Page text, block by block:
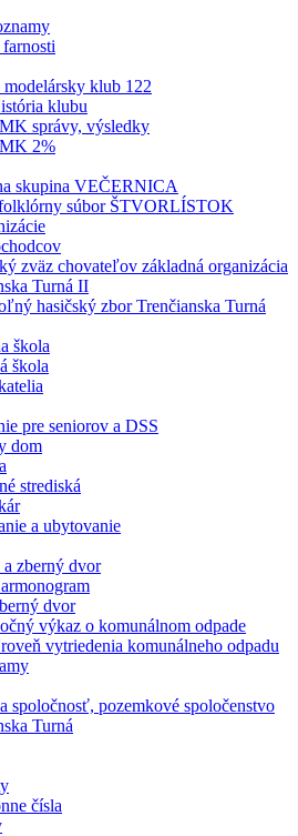
klub 122
klubu
správy, výsledky
2%
skupina VEČERNICA
súbor ŠTVORLÍSTOK
zväz chovateľov základná organizácia
Turná II
hasičský zbor Trenčianska Turná
škola
škola
pre seniorov a DSS
dom
strediská
a ubytovanie
zberný dvor
dvor
výkaz o komunálnom odpade
vytriedenia komunálneho odpadu
spoločnosť, pozemkové spoločenstvo
Turná
čísla